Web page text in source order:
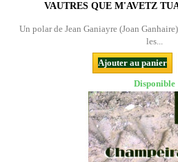
VAUTRES QUE M'AVETZ
Un polar de Jean Ganiayre (Joan
les...
Ajouter au panier
Disponible